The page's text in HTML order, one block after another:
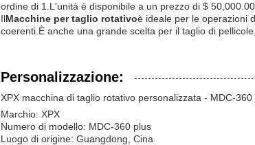
ordine di 1.L'unità è disponibile a un prezzo di $
IlMacchine per taglio rotativoè ideale per le operazioni
coerenti.È anche una grande scelta per il taglio di
Personalizzazione:
XPX macchina di taglio rotativo personalizzata - MDC-360
Marchio: XPX
Numero di modello: MDC-360 plus
Luogo di origine: Guangdong, Cina